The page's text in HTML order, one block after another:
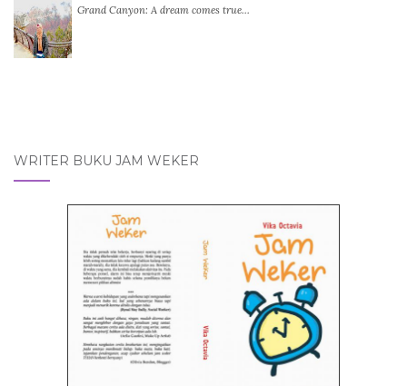
Grand Canyon: A dream comes true…
WRITER BUKU JAM WEKER